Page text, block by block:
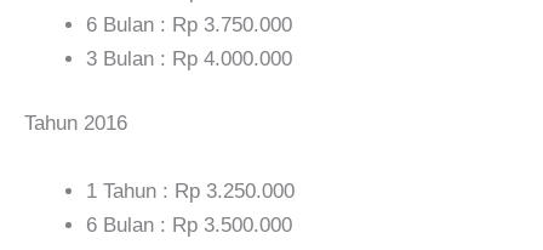
6 Bulan : Rp 3.750.000
3 Bulan : Rp 4.000.000
Tahun 2016
1 Tahun : Rp 3.250.000
6 Bulan : Rp 3.500.000